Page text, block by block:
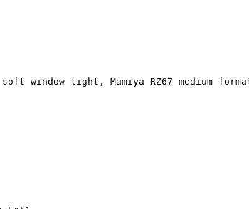
window light, Mamiya RZ67 medium